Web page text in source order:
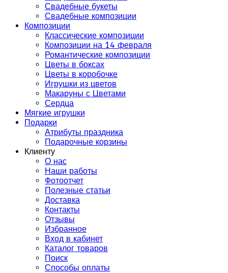
Свадебные букеты
Свадебные композиции
Композиции
Классические композиции
Композиции на 14 февраля
Романтические композиции
Цветы в боксах
Цветы в коробочке
Игрушки из цветов
Макаруны с Цветами
Сердца
Мягкие игрушки
Подарки
Атрибуты праздника
Подарочные корзины
Клиенту
О нас
Наши работы
Фотоотчет
Полезные статьи
Доставка
Контакты
Отзывы
Избранное
Вход в кабинет
Каталог товаров
Поиск
Способы оплаты